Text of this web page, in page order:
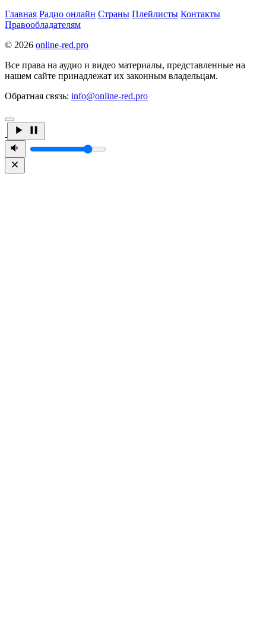
Главная Радио онлайн Страны Плейлисты Контакты
Правообладателям
© 2026 online-red.pro
Все права на аудио и видео материалы, представленные на
нашем сайте принадлежат их законным владельцам.
Обратная связь: info@online-red.pro